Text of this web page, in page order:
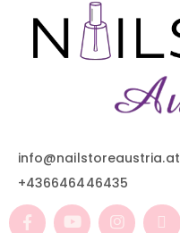
info@nailstoreaustria.at
+436646446435